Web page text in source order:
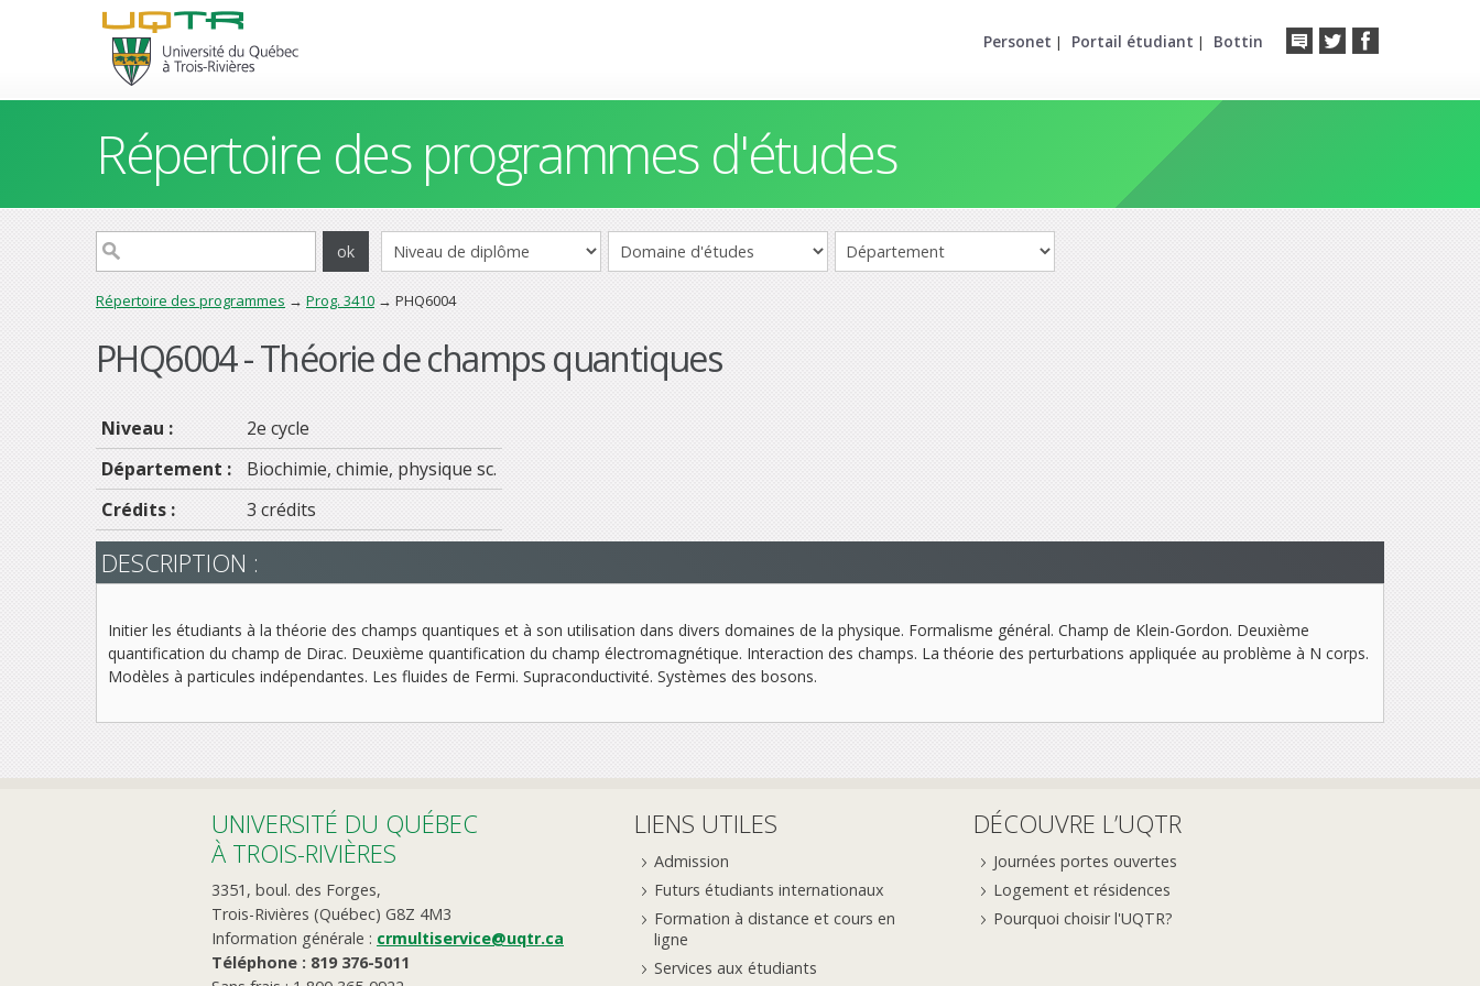
Personet | Portail étudiant | Bottin
Répertoire des programmes d'études
Répertoire des programmes → Prog. 3410 → PHQ6004
PHQ6004 - Théorie de champs quantiques
Niveau :
2e cycle
Département :
Biochimie, chimie, physique sc.
Crédits :
3 crédits
DESCRIPTION :
Initier les étudiants à la théorie des champs quantiques et à son utilisation dans divers domaines de la physique. Formalisme général. Champ de Klein-Gordon. Deuxième
quantification du champ de Dirac. Deuxième quantification du champ électromagnétique. Interaction des champs. La théorie des perturbations appliquée au problème à N corps.
Modèles à particules indépendantes. Les fluides de Fermi. Supraconductivité. Systèmes des bosons.
UNIVERSITÉ DU QUÉBEC
À TROIS-RIVIÈRES
3351, boul. des Forges,
Trois-Rivières (Québec) G8Z 4M3
Information générale : crmultiservice@uqtr.ca
Téléphone : 819 376-5011
LIENS UTILES
Admission
Futurs étudiants internationaux
Formation à distance et cours en
ligne
Services aux étudiants
DÉCOUVRE L’UQTR
Journées portes ouvertes
Logement et résidences
Pourquoi choisir l'UQTR?